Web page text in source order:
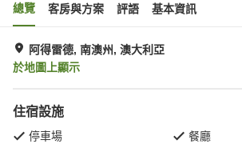
總覽 客房與方案 評語 基本資訊
阿得雷德, 南澳州, 澳大利亞
於地圖上顯示
住宿設施
停車場
餐廳